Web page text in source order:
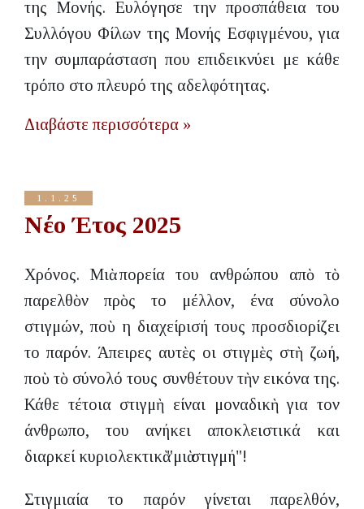
της Μονής. Ευλόγησε την προσπάθεια του
Συλλόγου Φίλων της Μονής Εσφιγμένου, για
την συμπαράσταση που επιδεικνύει με κάθε
τρόπο στο πλευρό της αδελφότητας.
Διαβάστε περισσότερα »
1.1.25
Νέο Έτος 2025
Χρόνος. Μιὰ πορεία του ανθρώπου απὸ τὸ
παρελθὸν πρὸς το μέλλον, ένα σύνολο
στιγμών, ποὺ η διαχείρισή τους προσδιορίζει
το παρόν. Άπειρες αυτὲς οι στιγμὲς στὴ ζωή,
ποὺ τὸ σύνολό τους συνθέτουν τὴν εικόνα της.
Κάθε τέτοια στιγμὴ είναι μοναδικὴ για τον
άνθρωπο, του ανήκει αποκλειστικά και
διαρκεί κυριολεκτικὰ "μιὰ στιγμή"!
Στιγμιαία το παρόν γίνεται παρελθόν,